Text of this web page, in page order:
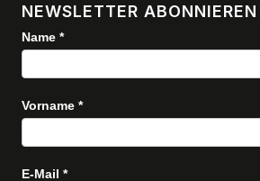
NEWSLETTER ABONNIEREN
Newsletter
Name *
Vorname *
E-Mail *